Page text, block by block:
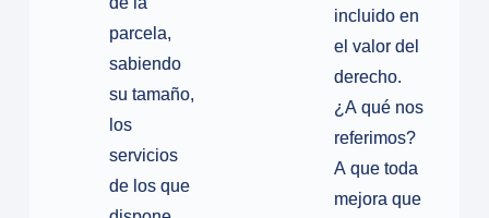
parcela,
sabiendo
su tamaño,
los
servicios
de los que
incluido en
el valor del
derecho.
¿A qué nos
referimos?
A que toda
mejora que